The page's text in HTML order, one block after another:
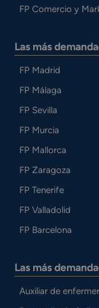
FP Comercio y
Las más
FP Madrid
FP Málaga
FP Sevilla
FP Murcia
FP Mallorca
FP Zaragoza
FP Tenerife
FP Valladolid
FP Barcelona
Las más
Auxiliar de